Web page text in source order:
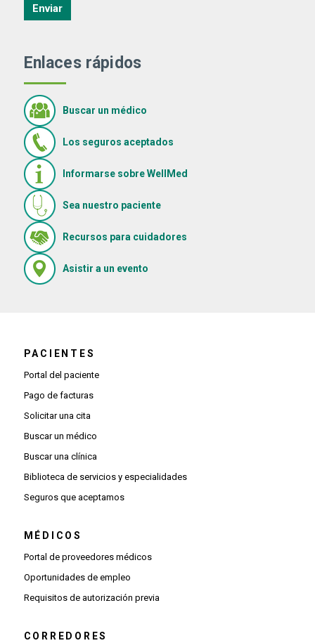
Enviar
Enlaces rápidos
Buscar un médico
Los seguros aceptados
Informarse sobre WellMed
Sea nuestro paciente
Recursos para cuidadores(Se abre en una ventana
Asistir a un evento(Se abre en una ventana nueva)
PACIENTES
Portal del paciente
Pago de facturas
Solicitar una cita
Buscar un médico
Buscar una clínica
Biblioteca de servicios y especialidades
Seguros que aceptamos
MÉDICOS
Portal de proveedores médicos(Se abre una ventana nueva)
Oportunidades de empleo(Se abre una ventana nueva)
Requisitos de autorización previa(Se abre una ventana nueva)
CORREDORES